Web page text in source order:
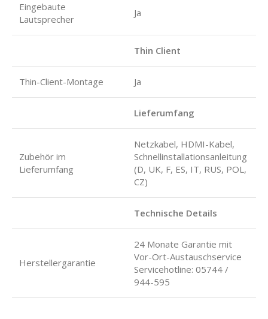
Eingebaute
Lautsprecher
Ja
Thin Client
Thin-Client-Montage Ja
Lieferumfang
Zubehör im
Lieferumfang
Netzkabel, HDMI-Kabel,
Schnellinstallationsanleitung
(D, UK, F, ES, IT, RUS, POL,
CZ)
Technische Details
Herstellergarantie
24 Monate Garantie mit
Vor-Ort-Austauschservice
Servicehotline: 05744 /
944-595